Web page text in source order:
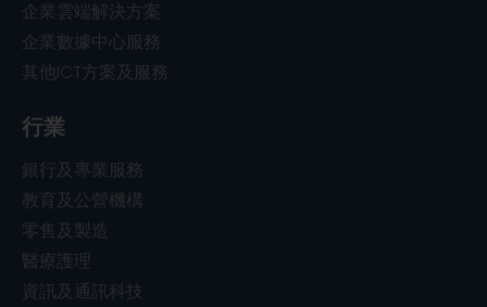
企業雲端解決方案
企業數據中心服務
其他ICT方案及服務
行業
銀行及專業服務
教育及公營機構
零售及製造
醫療護理
資訊及通訊科技